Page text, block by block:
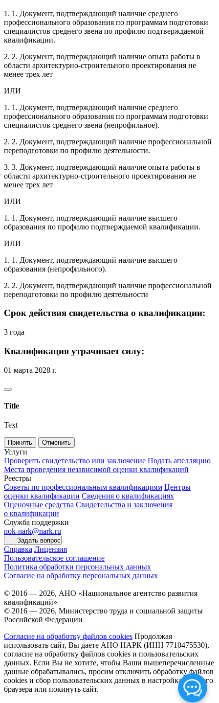
1. 1. Документ, подтверждающий наличие среднего
профессионального образования по программам подготовки
специалистов среднего звена по профилю подтверждаемой
квалификации.
2. 2. Документ, подтверждающий наличие опыта работы в
области архитектурно-строительного проектирования не
менее трех лет
ИЛИ
1. 1. Документ, подтверждающий наличие среднего
профессионального образования по программам подготовки
специалистов среднего звена (непрофильное).
2. 2. Документ, подтверждающий наличие профессиональной
переподготовки по профилю деятельности.
3. 3. Документ, подтверждающий наличие опыта работы в
области архитектурно-строительного проектирования не
менее трех лет
ИЛИ
1. 1. Документ, подтверждающий наличие высшего
образования по профилю подтверждаемой квалификации.
ИЛИ
1. 1. Документ, подтверждающий наличие высшего
образования (непрофильного).
2. 2. Документ, подтверждающий наличие профессиональной
переподготовки по профилю деятельности
Срок действия свидетельства о квалификации:
3 года
Квалификация утрачивает силу:
01 марта 2028 г.
Title
Text
Принять Отменить
Услуги
Проверить свидетельство или заключение Подать апелляцию
Места проведения независимой оценки квалификаций
Реестры
Советы по профессиональным квалификациям Центры
оценки квалификации Сведения о квалификациях
Оценочные средства Свидетельства и заключения
о квалификации
Служба поддержки
nok-nark@nark.ru
Задать вопрос
Справка Лицензия
Пользовательское соглашение
Политика обработки персональных данных
Согласие на обработку персональных данных
© 2016 — 2026, АНО «Национальное агентство развития
квалификаций»
© 2016 — 2026, Министерство труда и социальной защиты
Российской Федерации
Согласие на обработку файлов cookies Продолжая
использовать сайт, Вы даете АНО НАРК (ИНН 7710475530),
согласие на обработку файлов cookies и пользовательских
данных. Если Вы не хотите, чтобы Ваши вышеперечисленные
данные обрабатывались, просим отключить обработку файлов
cookies и сбор пользовательских данных в настройках Вашего
браузера или покинуть сайт.